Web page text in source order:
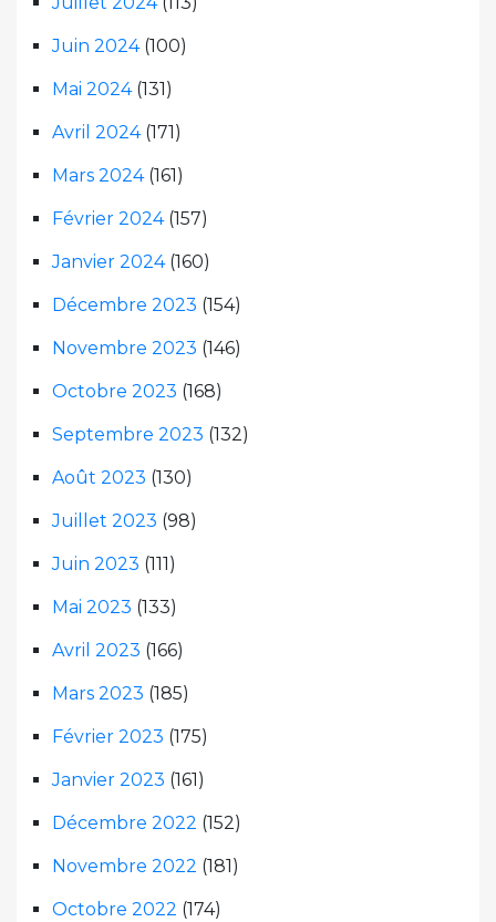
Juin 2024(100)
Mai 2024(131)
Avril 2024(171)
Mars 2024(161)
Février 2024(157)
Janvier 2024(160)
Décembre 2023 (154)
Novembre 2023 (146)
Octobre 2023 (168)
Septembre 2023 (132)
Août 2023 (130)
Juillet 2023 (98)
Juin 2023 (111)
Mai 2023 (133)
Avril 2023 (166)
Mars 2023 (185)
Février 2023 (175)
Janvier 2023 (161)
Décembre 2022 (152)
Novembre 2022 (181)
Octobre 2022 (174)